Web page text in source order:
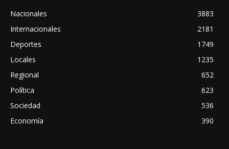
Nacionales
3883
Internacionales
2181
Deportes
1749
Locales
1235
Regional
652
Política
623
Sociedad
536
Economía
390